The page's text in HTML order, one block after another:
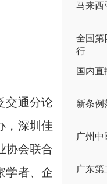
交通分论
，深圳佳
协会联合
学者、企
马来西
全国第
行
国内
新条例
广州
广东